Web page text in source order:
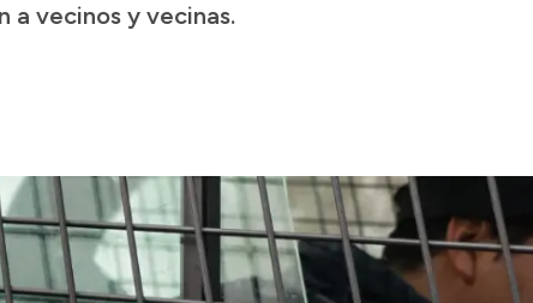
a vecinos y vecinas.